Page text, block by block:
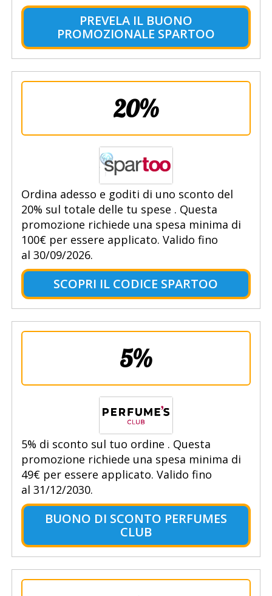
PREVELA IL BUONO
PROMOZIONALE SPARTOO
20%
Ordina adesso e goditi di uno sconto del
20% sul totale delle tu spese . Questa
promozione richiede una spesa minima di
100€ per essere applicato. Valido fino
al 30/09/2026.
SCOPRI IL CODICE SPARTOO
5%
5% di sconto sul tuo ordine . Questa
promozione richiede una spesa minima di
49€ per essere applicato. Valido fino
al 31/12/2030.
BUONO DI SCONTO PERFUMES
CLUB